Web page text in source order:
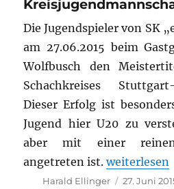
Die Jugendspieler von SK
am 27.06.2015 beim
Wolfbusch den
Schachkreises
Dieser Erfolg ist
Jugend hier U20 zu
aber mit einer reinen
angetreten ist.„Gerlingen
weiterlesen
Autor
Harald Ellinger 27. Juni